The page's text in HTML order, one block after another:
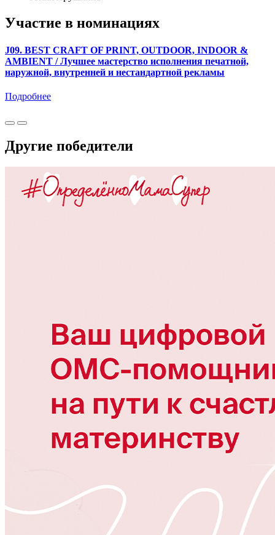
Участие в номинациях
J09. BEST CRAFT OF PRINT, OUTDOOR, INDOOR &
AMBIENT / Лучшее мастерство исполнения печатной,
наружной, внутренней и нестандартной рекламы
Подробнее
Другие победители